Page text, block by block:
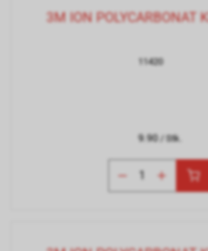
3M ION POLYCARBONAT
11420
9.90/ Stk.